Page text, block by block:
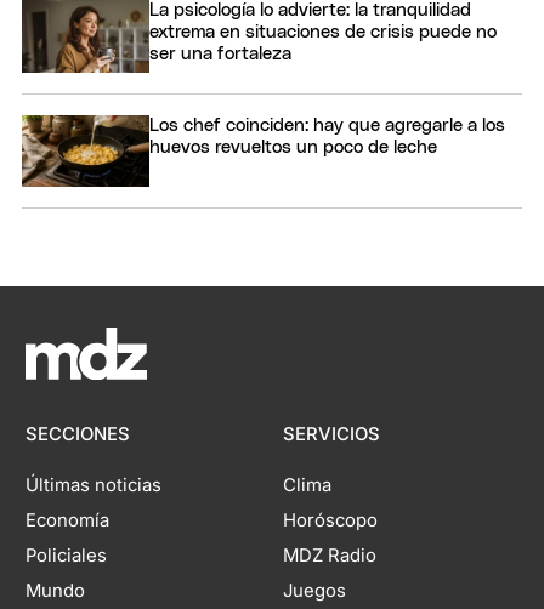
La psicología lo advierte: la tranquilidad
extrema en situaciones de crisis puede no
ser una fortaleza
Los chef coinciden: hay que agregarle a los
huevos revueltos un poco de leche
SECCIONES
Últimas noticias
Economía
Policiales
Mundo
SERVICIOS
Clima
Horóscopo
MDZ Radio
Juegos